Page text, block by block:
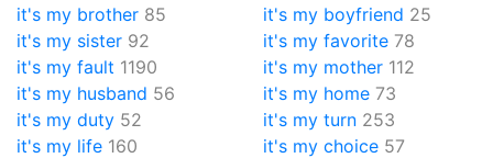
it's my brother 85
it's my sister 92
it's my fault 1190
it's my husband 56
it's my duty 52
it's my life 160
it's my boyfriend 25
it's my favorite 78
it's my mother 112
it's my home 73
it's my turn 253
it's my choice 57